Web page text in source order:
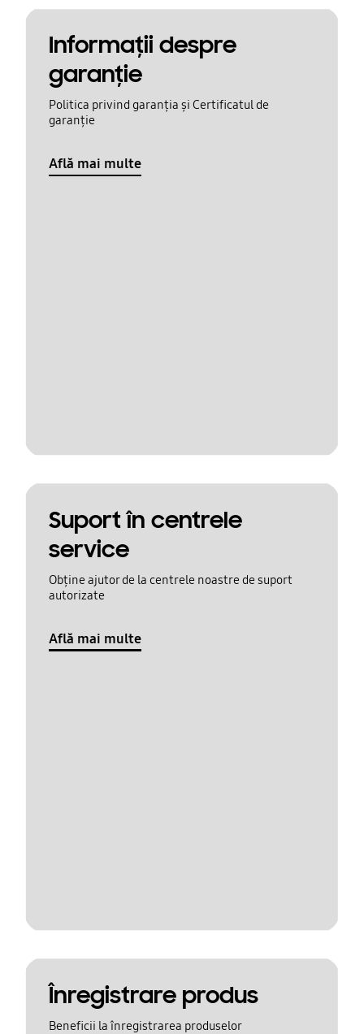
Informaţii despre
garanţie
Politica privind garanția și Certificatul de
garanție
Află mai multe
Suport în centrele
service
Obține ajutor de la centrele noastre de suport
autorizate
Află mai multe
Înregistrare produs
Beneficii la înregistrarea produselor